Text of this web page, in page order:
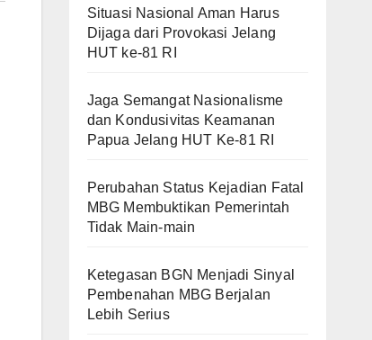
Situasi Nasional Aman Harus
Dijaga dari Provokasi Jelang
HUT ke-81 RI
Jaga Semangat Nasionalisme
dan Kondusivitas Keamanan
Papua Jelang HUT Ke-81 RI
Perubahan Status Kejadian Fatal
MBG Membuktikan Pemerintah
Tidak Main-main
Ketegasan BGN Menjadi Sinyal
Pembenahan MBG Berjalan
Lebih Serius